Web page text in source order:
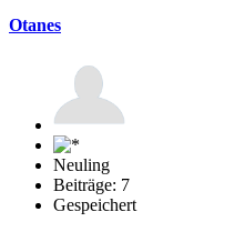
Otanes
Neuling
Beiträge: 7
Gespeichert